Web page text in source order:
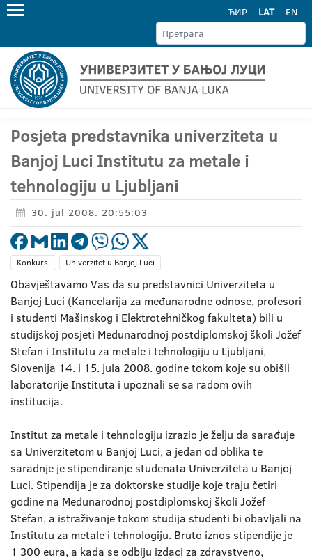
ЋИР LAT EN
Posjeta predstavnika univerziteta u
Banjoj Luci Institutu za metale i
tehnologiju u Ljubljani
30. jul 2008. 20:55:03
Konkursi Univerzitet u Banjoj Luci
Obavještavamo Vas da su predstavnici Univerziteta u
Banjoj Luci (Kancelarija za međunarodne odnose, profesori
i studenti Mašinskog i Elektrotehničkog fakulteta) bili u
studijskoj posjeti Međunarodnoj postdiplomskoj školi Jožef
Stefan i Institutu za metale i tehnologiju u Ljubljani,
Slovenija 14. i 15. jula 2008. godine tokom koje su obišli
laboratorije Instituta i upoznali se sa radom ovih
institucija.
Institut za metale i tehnologiju izrazio je želju da sarađuje
sa Univerzitetom u Banjoj Luci, a jedan od oblika te
saradnje je stipendiranje studenata Univerziteta u Banjoj
Luci. Stipendija je za doktorske studije koje traju četiri
godine na Međunarodnoj postdiplomskoj školi Jožef
Stefan, a istraživanje tokom studija studenti bi obavljali na
Institutu za metale i tehnologiju. Bruto iznos stipendije je
1 300 eura, a kada se odbiju izdaci za zdravstveno,